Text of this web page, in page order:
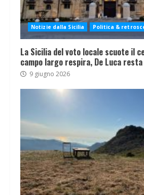
Notizie dalla Sicilia Politica &
La Sicilia del voto locale scuote il
campo largo respira, De Luca
9 giugno 2026